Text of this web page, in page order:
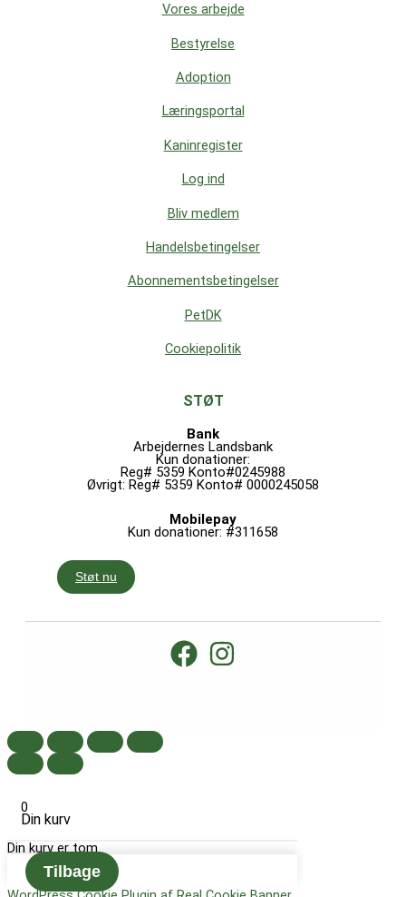
Vores arbejde
Bestyrelse
Adoption
Læringsportal
Kaninregister
Log ind
Bliv medlem
Handelsbetingelser
Abonnementsbetingelser
PetDK
Cookiepolitik
STØT
Bank
Arbejdernes Landsbank
Kun donationer:
Reg# 5359 Konto#0245988
Øvrigt: Reg# 5359 Konto# 0000245058
Mobilepay
Kun donationer: #311658
Støt nu
0
Din kurv
Din kurv er tom
Tilbage